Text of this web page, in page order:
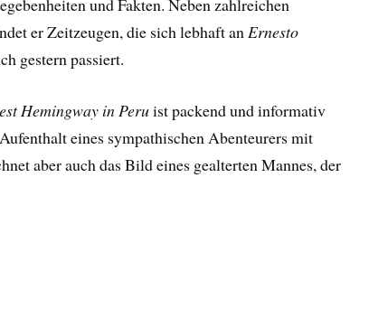
und Fakten. Neben zahlreichen
er Zeitzeugen, die sich lebhaft anErnesto
gestern passiert.
Hemingway in Peruist packend und informativ
eines sympathischen Abenteurers mit
aber auch das Bild eines gealterten Mannes, der